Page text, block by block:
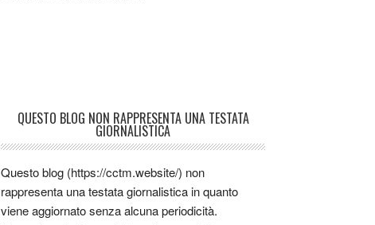
QUESTO BLOG NON RAPPRESENTA UNA TESTATA
GIORNALISTICA
Questo blog (https://cctm.website/) non
rappresenta una testata giornalistica in quanto
viene aggiornato senza alcuna periodicità.